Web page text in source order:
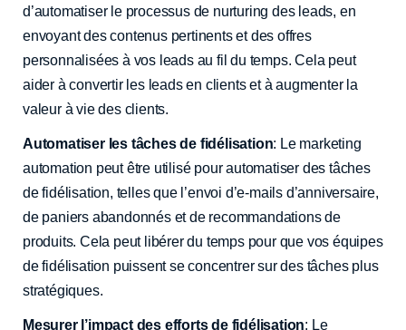
d’automatiser le processus de nurturing des leads, en
envoyant des contenus pertinents et des offres
personnalisées à vos leads au fil du temps. Cela peut
aider à convertir les leads en clients et à augmenter la
valeur à vie des clients.
Automatiser les tâches de fidélisation: Le marketing
automation peut être utilisé pour automatiser des tâches
de fidélisation, telles que l’envoi d’e-mails d’anniversaire,
de paniers abandonnés et de recommandations de
produits. Cela peut libérer du temps pour que vos équipes
de fidélisation puissent se concentrer sur des tâches plus
stratégiques.
Mesurer l’impact des efforts de fidélisation: Le